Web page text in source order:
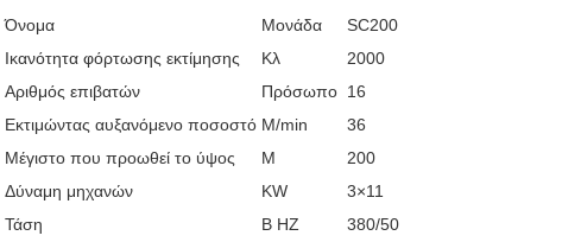
Όνομα Μονάδα
SC200
Ικανότητα φόρτωσης εκτίμησης
Κλ
2000
Αριθμός επιβατών
Πρόσωπο 16
Εκτιμώντας αυξανόμενο ποσοστό M/min
36
Μέγιστο που προωθεί το ύψος
Μ
200
Δύναμη μηχανών
KW
3×11
Τάση
Β HZ
380/50